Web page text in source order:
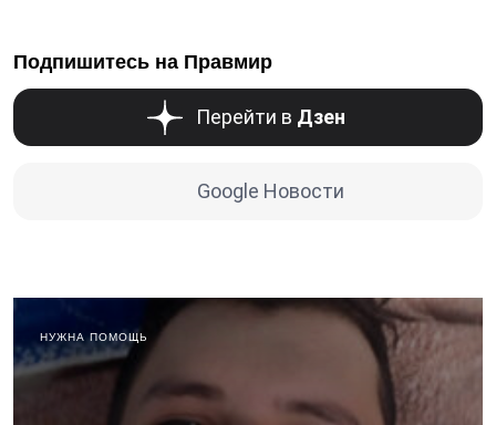
Подпишитесь на Правмир
Перейти в Дзен
Google Новости
НУЖНА ПОМОЩЬ